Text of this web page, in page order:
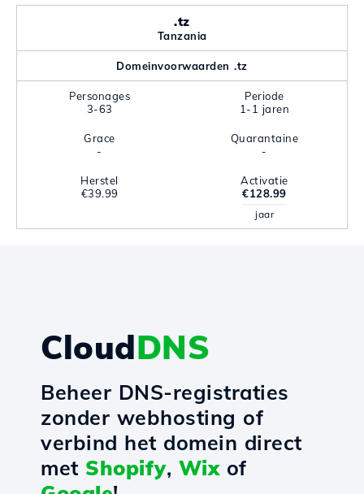
.tz
Tanzania
Domeinvoorwaarden .tz
Personages
3-63
Periode
1-1 jaren
Grace
-
Quarantaine
-
Herstel
€39.99
Activatie
€128.99
jaar
CloudDNS
Beheer DNS-registraties
zonder webhosting of
verbind het domein direct
met Shopify, Wixof